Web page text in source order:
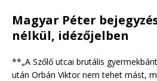
Magyar Péter
nélkül, idézőjelben
**„A Szőlő utcai brutális
után Orbán Viktor nem tehet mást,